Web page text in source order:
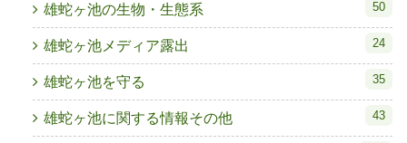
雄蛇ヶ池の生物・生態系 50
雄蛇ヶ池メディア露出 24
雄蛇ヶ池を守る 35
雄蛇ヶ池に関する情報その他 43